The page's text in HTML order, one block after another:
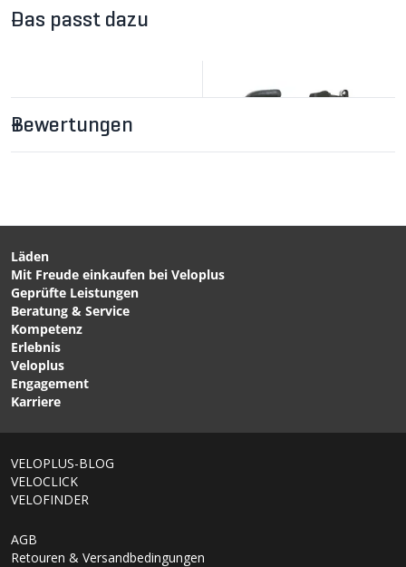
Das passt dazu
CHF 25.90
BALANCE Wandhalter,
Haken 70mm / schwarz
von SUPER B
CHF 39.90
Bewertungen
Läden
Mit Freude einkaufen bei Veloplus
Geprüfte Leistungen
Beratung & Service
Kompetenz
Erlebnis
Veloplus
Engagement
Karriere
VELOPLUS-BLOG
VELOCLICK
VELOFINDER
AGB
Retouren & Versandbedingungen